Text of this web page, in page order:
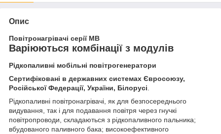
Опис
Повітронагрівачі серії MB
Варіюються комбінації з модулів
Рідкопаливні мобільні повітрогенератори
Сертифіковані в державних системах Євросоюзу,
Російської Федерації, України, Білорусі.
Рідкопаливні повітронагрівачі, як для безпосереднього
видування, так і для подавання повітря через гнучкі
повітропроводи, складаються з рідкопаливного пальника;
вбудованого паливного бака; високоефективного